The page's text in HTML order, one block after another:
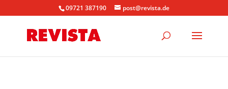
09721 387190 post@revista.de